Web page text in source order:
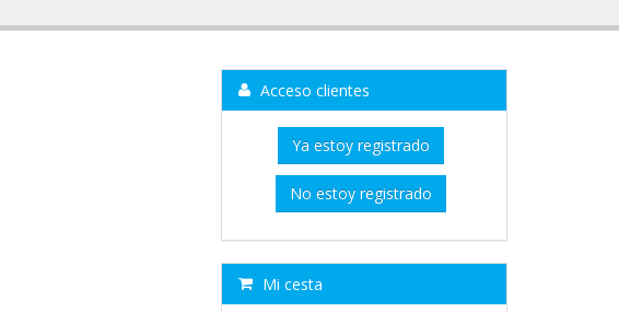
Acceso clientes
Ya estoy registrado
No estoy registrado
Mi cesta